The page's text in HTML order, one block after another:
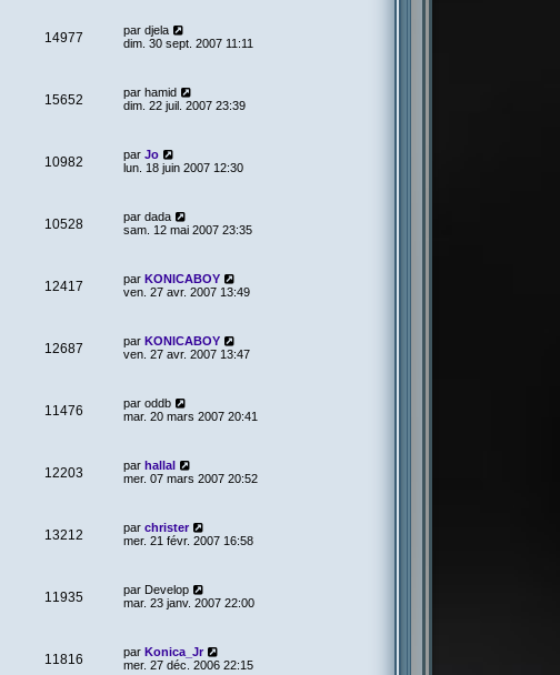
14977 par djela
dim. 30 sept. 2007 11:11
15652 par hamid
dim. 22 juil. 2007 23:39
10982 par Jo
lun. 18 juin 2007 12:30
10528 par dada
sam. 12 mai 2007 23:35
12417 par KONICABOY
ven. 27 avr. 2007 13:49
12687 par KONICABOY
ven. 27 avr. 2007 13:47
11476 par oddb
mar. 20 mars 2007 20:41
12203 par hallal
mer. 07 mars 2007 20:52
13212 par christer
mer. 21 févr. 2007 16:58
11935 par Develop
mar. 23 janv. 2007 22:00
11816 par Konica_Jr
mer. 27 déc. 2006 22:15